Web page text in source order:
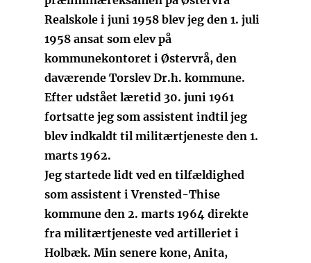
Realskole i juni 1958 blev jeg den 1. juli
1958 ansat som elev på
kommunekontoret i Østervrå, den
daværende Torslev Dr.h. kommune.
Efter udstået læretid 30. juni 1961
fortsatte jeg som assistent indtil jeg
blev indkaldt til militærtjeneste den 1.
marts 1962.
Jeg startede lidt ved en tilfældighed
som assistent i Vrensted-Thise
kommune den 2. marts 1964 direkte
fra militærtjeneste ved artilleriet i
Holbæk. Min senere kone, Anita,